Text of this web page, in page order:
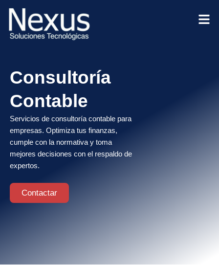
contenido
Consultoría
Contable
Servicios de consultoría contable para
empresas. Optimiza tus finanzas,
cumple con la normativa y toma
mejores decisiones con el respaldo de
expertos.
Contactar